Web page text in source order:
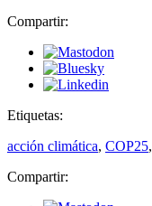
Compartir:
Etiquetas:
acción climática, COP25,
Compartir: